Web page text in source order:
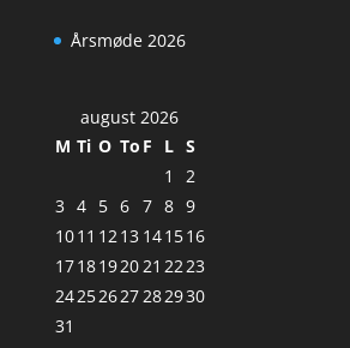
Årsmøde 2026
august 2026
M Ti O To F L S
1
2
3 4 5 6 7 8 9
1011 1213 141516
1718192021 2223
24252627282930
31